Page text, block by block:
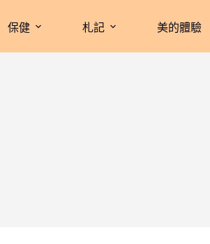
保健 札記 美的體驗